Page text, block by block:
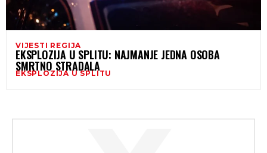
VIJESTI REGIJA
EKSPLOZIJA U SPLITU: NAJMANJE JEDNA OSOBA
SMRTNO STRADALA
EKSPLOZIJA U SPLITU